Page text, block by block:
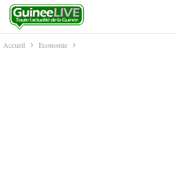
Accueil Economie